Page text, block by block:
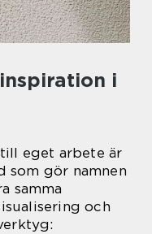
i
eget arbete är
som gör namnen
samma
och